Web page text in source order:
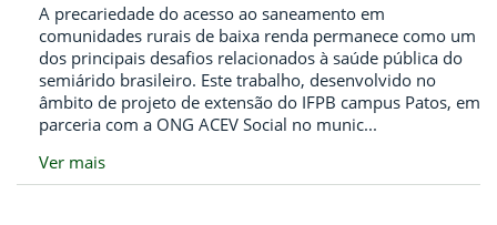
A precariedade do acesso ao saneamento em
comunidades rurais de baixa renda permanece como um
dos principais desafios relacionados à saúde pública do
semiárido brasileiro. Este trabalho, desenvolvido no
âmbito de projeto de extensão do IFPB campus Patos, em
parceria com a ONG ACEV Social no munic...
Ver mais